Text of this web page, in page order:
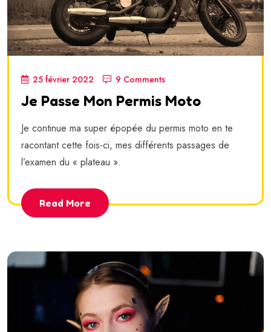
25 février 2022 9 Comments
Je Passe Mon Permis Moto
Je continue ma super épopée du permis moto en te
racontant cette fois-ci, mes différents passages de
l’examen du « plateau ».
Read More